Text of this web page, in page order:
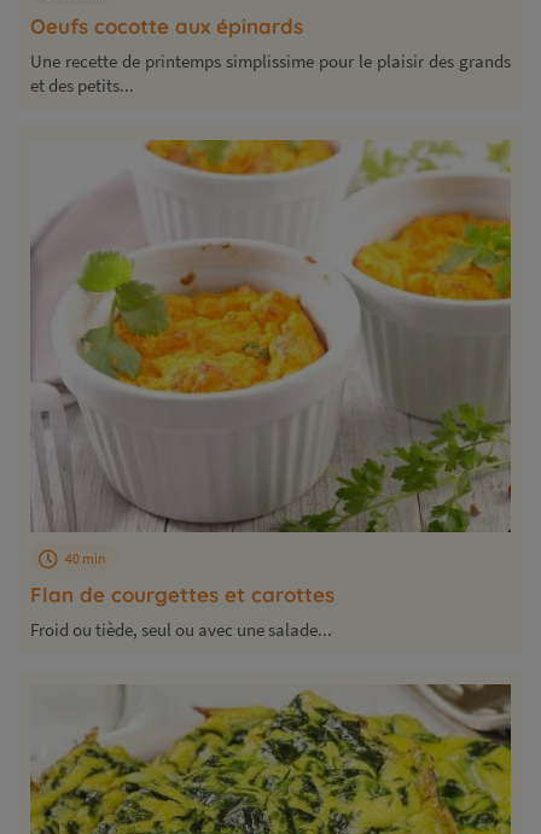
Oeufs cocotte aux épinards
Une recette de printemps simplissime pour le plaisir des grands
et des petits...
Flan de courgettes et carottes
40 min
Froid ou tiède, seul ou avec une salade...